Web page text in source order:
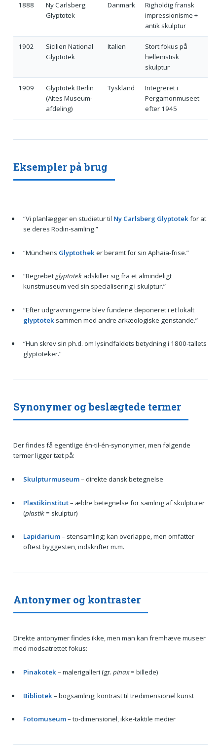
1888
Ny Carlsberg
Glyptotek
Danmark
Righoldig fransk
impressionisme +
antik skulptur
1902
Sicilien National
Glyptotek
Italien
Stort fokus på
hellenistisk
skulptur
1909
Glyptotek Berlin
(Altes Museum-
afdeling)
Tyskland
Integreret i
Pergamonmuseet
efter 1945
Eksempler på brug
“Vi planlægger en studietur til Ny Carlsberg Glyptotekfor at
se deres Rodin-samling.”
“Münchens Glyptothek er berømt for sin Aphaia-frise.”
“Begrebetglyptotekadskiller sig fra et almindeligt
kunstmuseum ved sin specialisering i skulptur.”
“Efter udgravningerne blev fundene deponeret i et lokalt
glyptoteksammen med andre arkæologiske genstande.”
“Hun skrev sin ph.d. om lysindfaldets betydning i 1800-tallets
glyptoteker.”
Synonymer og beslægtede termer
Der findes få egentlige én-til-én-synonymer, men følgende
termer ligger tæt på:
Skulpturmuseum– direkte dansk betegnelse
Plastikinstitut– ældre betegnelse for samling af skulpturer
(plastik= skulptur)
Lapidarium– stensamling; kan overlappe, men omfatter
oftest byggesten, indskrifter m.m.
Antonymer og kontraster
Direkte antonymer findes ikke, men man kan fremhæve museer
med modsatrettet fokus:
Pinakotek– malerigalleri (gr. pinax= billede)
Bibliotek– bogsamling; kontrast til tredimensionel kunst
Fotomuseum– to-dimensionel, ikke-taktile medier